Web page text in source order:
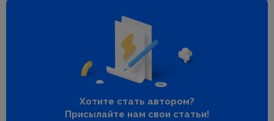
Хотите стать автором?
Присылайте нам свои статьи!